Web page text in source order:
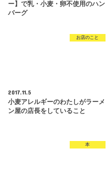
ー】で乳・小麦・卵不使用のハン
バーグ
お店のこと
2017.11.5
小麦アレルギーのわたしがラーメ
ン屋の店長をしていること
本